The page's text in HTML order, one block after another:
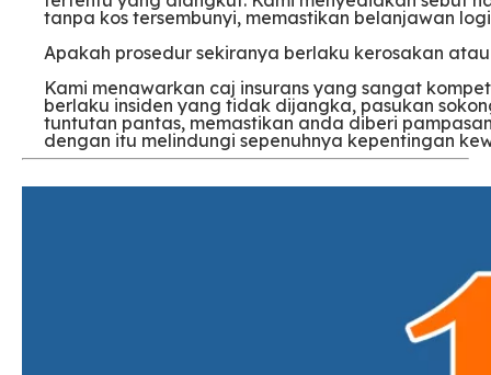
tanpa kos tersembunyi, memastikan belanjawan
Apakah prosedur sekiranya berlaku kerosakan
Kami menawarkan caj insurans yang sangat
berlaku insiden yang tidak dijangka, pasukan
tuntutan pantas, memastikan anda diberi
dengan itu melindungi sepenuhnya kepentingan